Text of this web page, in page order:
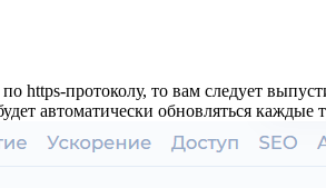
https-протоколу, то вам следует
автоматически обновляться каждые